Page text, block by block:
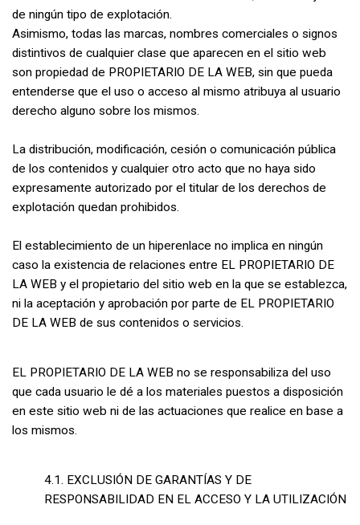
de ningún tipo de explotación.
Asimismo, todas las marcas, nombres comerciales o signos
distintivos de cualquier clase que aparecen en el sitio web
son propiedad de PROPIETARIO DE LA WEB, sin que pueda
entenderse que el uso o acceso al mismo atribuya al usuario
derecho alguno sobre los mismos.
La distribución, modificación, cesión o comunicación pública
de los contenidos y cualquier otro acto que no haya sido
expresamente autorizado por el titular de los derechos de
explotación quedan prohibidos.
El establecimiento de un hiperenlace no implica en ningún
caso la existencia de relaciones entre EL PROPIETARIO DE
LA WEB y el propietario del sitio web en la que se establezca,
ni la aceptación y aprobación por parte de EL PROPIETARIO
DE LA WEB de sus contenidos o servicios.
EL PROPIETARIO DE LA WEB no se responsabiliza del uso
que cada usuario le dé a los materiales puestos a disposición
en este sitio web ni de las actuaciones que realice en base a
los mismos.
4.1. EXCLUSIÓN DE GARANTÍAS Y DE
RESPONSABILIDAD EN EL ACCESO Y LA UTILIZACIÓN